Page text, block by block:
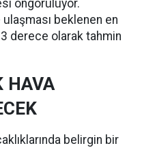
öngörülüyor.
beklenen en
derece olarak tahmin
HAVA
belirgin bir